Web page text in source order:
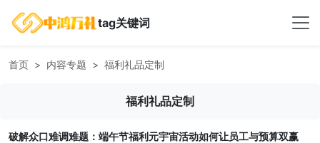
tag关键词
首页 内容专题 福利礼品定制
福利礼品定制
破解众口难调难题：端午节福利元宇宙活动如何让员工与预算双赢